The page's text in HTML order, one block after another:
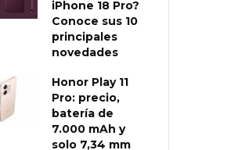
iPhone 18 Pro?
Conoce sus 10
principales
novedades
Honor Play 11
Pro: precio,
batería de
7.000 mAh y
solo 7,34 mm